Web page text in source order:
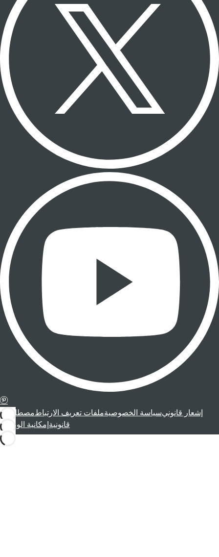
إشعار قانونيسياسة الخصوصيةملفات تعريف الارتباطمصطلحات
قانونية إمكانية الوصول